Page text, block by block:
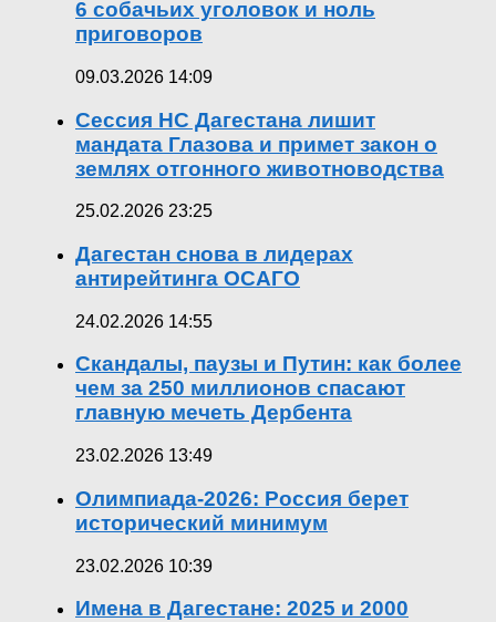
6 собачьих уголовок и ноль
приговоров
09.03.2026 14:09
Сессия НС Дагестана лишит
мандата Глазова и примет закон о
землях отгонного животноводства
25.02.2026 23:25
Дагестан снова в лидерах
антирейтинга ОСАГО
24.02.2026 14:55
Скандалы, паузы и Путин: как более
чем за 250 миллионов спасают
главную мечеть Дербента
23.02.2026 13:49
Олимпиада-2026: Россия берет
исторический минимум
23.02.2026 10:39
Имена в Дагестане: 2025 и 2000